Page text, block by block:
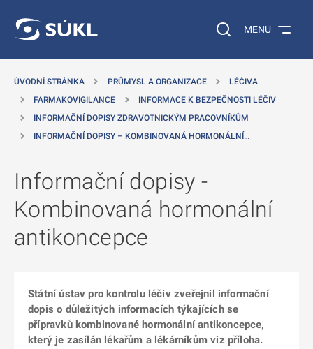
Vyhledávání na
MENU
ÚVODNÍ STRÁNKA PRŮMYSL A ORGANIZACE
LÉČIVA
FARMAKOVIGILANCE
INFORMACE K BEZPEČNOSTI LÉČIV
INFORMAČNÍ DOPISY ZDRAVOTNICKÝM PRACOVNÍKŮM
INFORMAČNÍ DOPISY – KOMBINOVANÁ HORMONÁLNÍ…
Informační dopisy -
Kombinovaná hormonální
antikoncepce
Státní ústav pro kontrolu léčiv zveřejnil informační
dopis o důležitých informacích týkajících se
přípravků kombinované hormonální antikoncepce,
který je zasílán lékařům a lékárníkům viz příloha.